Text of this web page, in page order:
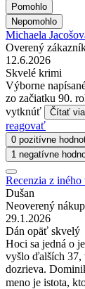
Pomohlo
Nepomohlo
Michaela
Overený
12.6.2026
Skvelé krimi
Výborne
zo začiatku 90.
vytknúť
Čítať
reagovať
0 pozitívne
1 negatívne
Recenzia z
Dušan
Neoverený nákup
29.1.2026
Dán opäť skvelý
Hoci sa jedná o
vyšlo ďalších 37,
dozrieva.
meno je istota,